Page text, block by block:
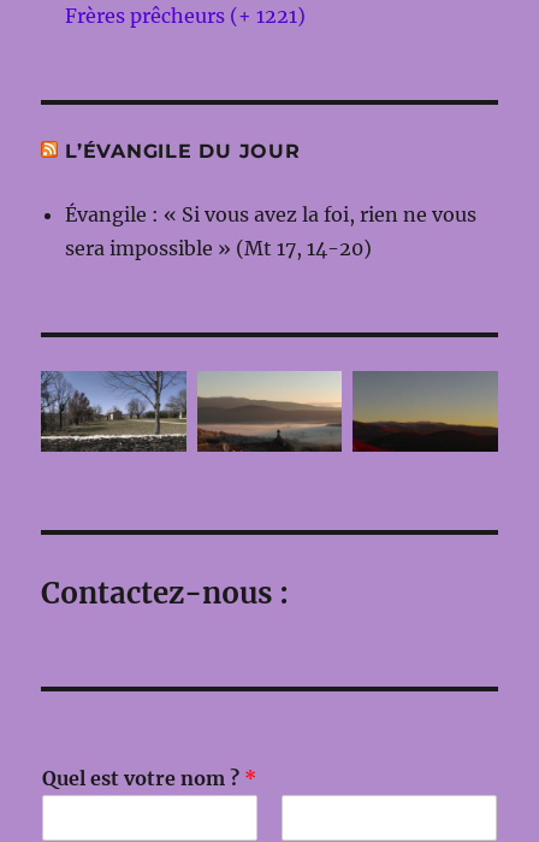
Frères prêcheurs (+ 1221)
L’ÉVANGILE DU JOUR
Évangile : « Si vous avez la foi, rien ne vous
sera impossible » (Mt 17, 14-20)
Contactez-nous :
Q
u
Quel est votre nom ? *